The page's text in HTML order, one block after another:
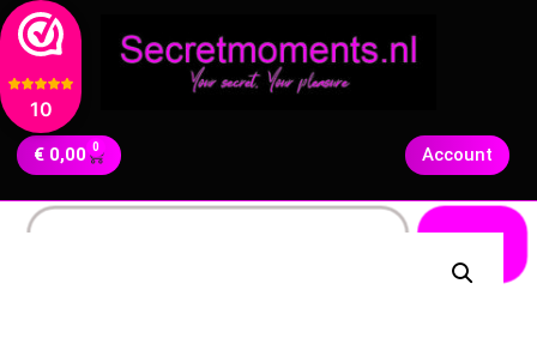
10
€ 0,00 0 Account